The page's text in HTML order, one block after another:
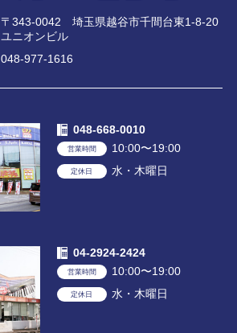
〒343-0042 埼玉県越谷市千間台東1-8-20
ユニオンビル
048-977-1616
048-668-0010
営業時間 10:00〜19:00
定休日 水・木曜日
04-2924-2424
営業時間 10:00〜19:00
定休日 水・木曜日